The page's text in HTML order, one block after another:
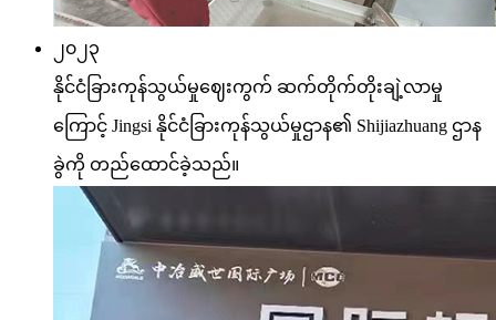
၂၀၂၃
နိုင်ငံခြားကုန်သွယ်မှုဈေးကွက် ဆက်တိုက်တိုးချဲ့လာမှု
ကြောင့် Jingsi နိုင်ငံခြားကုန်သွယ်မှုဌာန၏ Shijiazhuang ဌာန
ခွဲကို တည်ထောင်ခဲ့သည်။